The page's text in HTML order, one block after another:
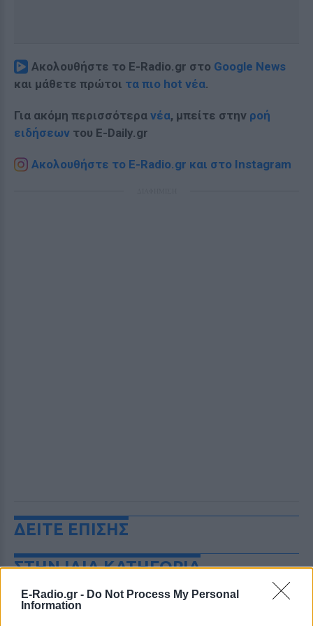
E-Radio.gr - Do Not Process My Personal
Information
Ακολουθήστε το E-Radio.gr στο Google News
και μάθετε πρώτοι τα πιο hot νέα.
Για ακόμη περισσότερα νέα, μπείτε στην ροή
ειδήσεων του E-Daily.gr
Ακολουθήστε το E-Radio.gr και στο Instagram
ΔΕΙΤΕ ΕΠΙΣΗΣ
ΣΤΗΝ ΙΔΙΑ ΚΑΤΗΓΟΡΙΑ
Πάνω από 45.000 διελεύσεις